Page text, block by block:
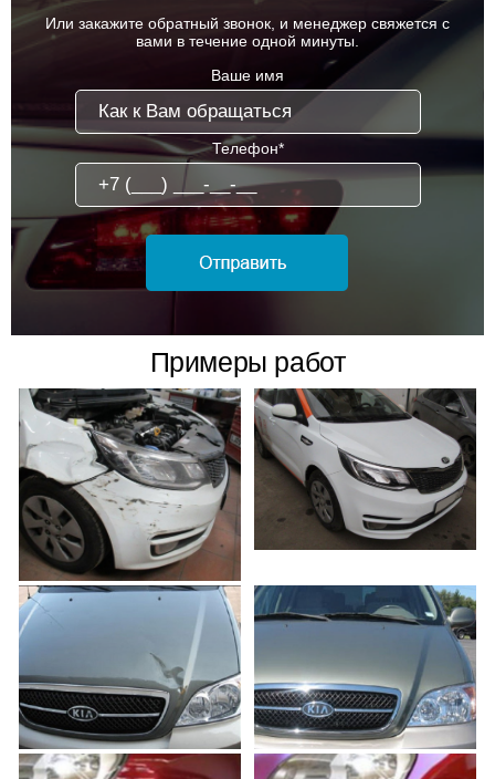
Или закажите обратный звонок, и менеджер свяжется с
вами в течение одной минуты.
Ваше имя
Телефон*
Примеры работ